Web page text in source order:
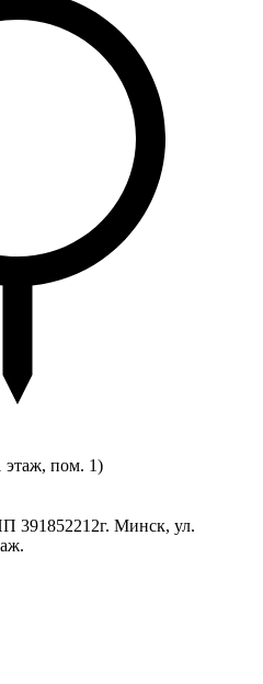
этаж, пом. 1)
391852212г. Минск, ул.